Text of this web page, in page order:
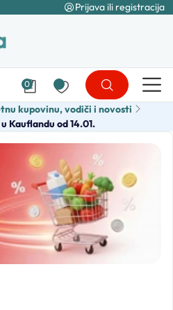
Prijava ili registracija
0
kupovinu, vodiči i novosti
Kauflandu od 14.01.